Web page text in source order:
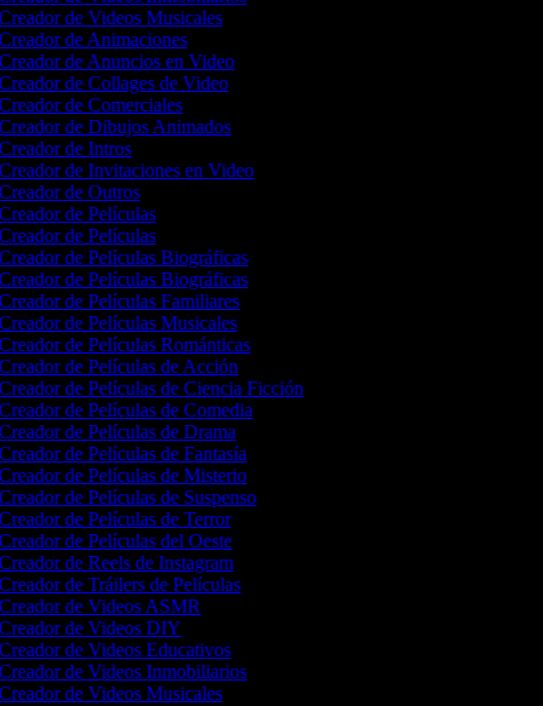
de Videos Musicales
de Animaciones
de Anuncios en Video
de Collages de Video
de Comerciales
de Dibujos Animados
de Intros
de Invitaciones en Video
de Outros
de Películas
de Películas
de Películas Biográficas
de Películas Biográficas
de Películas Familiares
de Películas Musicales
de Películas Románticas
de Películas de Acción
de Películas de Ciencia Ficción
de Películas de Comedia
de Películas de Drama
de Películas de Fantasía
de Películas de Misterio
de Películas de Suspenso
de Películas de Terror
de Películas del Oeste
de Reels de Instagram
de Tráilers de Películas
de Videos ASMR
de Videos DIY
de Videos Educativos
de Videos Inmobiliarios
de Videos Musicales